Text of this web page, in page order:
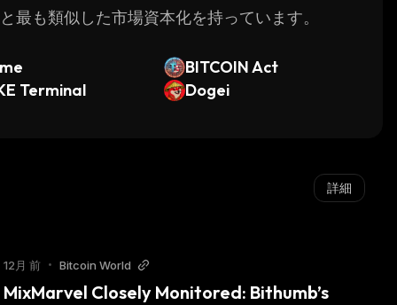
も類似した市場資本化を持っています。
BITCOIN Act
Terminal
Dogei
詳細
12月 前 • Bitcoin World
MixMarvel Closely Monitored: Bithumb’s